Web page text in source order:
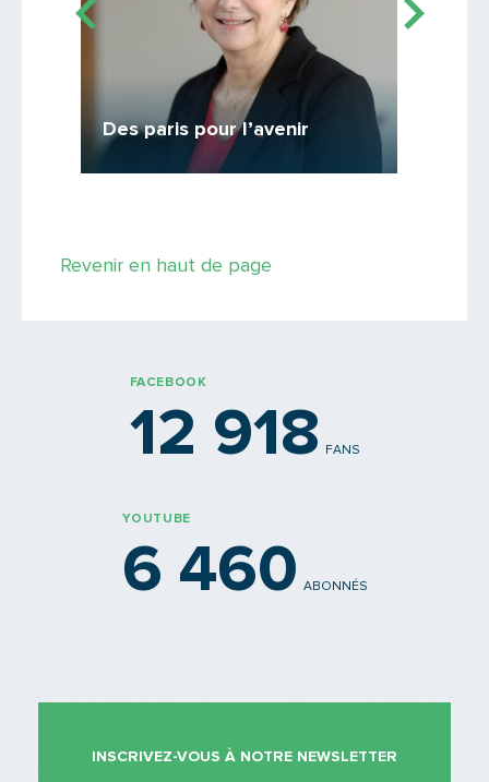
Des paris pour l’avenir
Revenir en haut de page
FACEBOOK
12 918 FANS
YOUTUBE
6 460 ABONNÉS
INSCRIVEZ-VOUS À NOTRE NEWSLETTER